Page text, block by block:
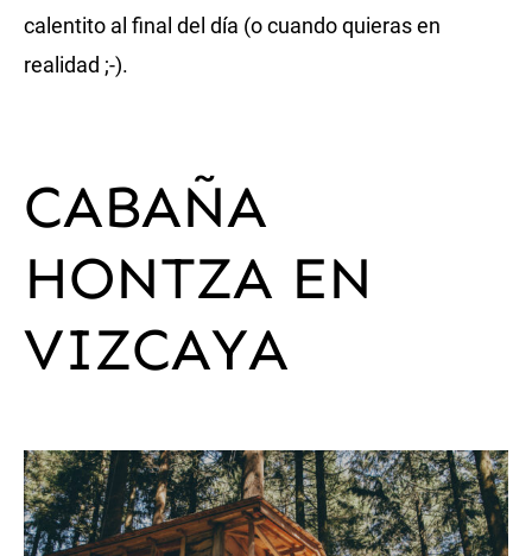
calentito al final del día (o cuando quieras en
realidad ;-).
CABAÑA
HONTZA EN
VIZCAYA